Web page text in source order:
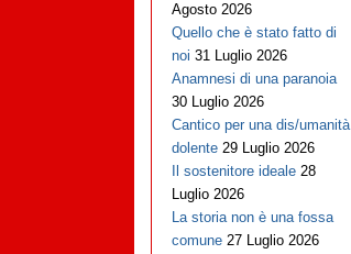
Agosto 2026
Quello che è stato fatto di
noi 31 Luglio 2026
Anamnesi di una paranoia
30 Luglio 2026
Cantico per una dis/umanità
dolente 29 Luglio 2026
Il sostenitore ideale 28
Luglio 2026
La storia non è una fossa
comune 27 Luglio 2026